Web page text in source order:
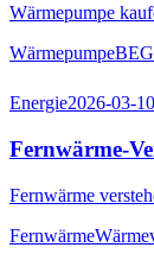
Wärmepumpe
Wärmepumpe
Energie2026-03-10
Fernwärme-
Fernwärme
Fernwärme